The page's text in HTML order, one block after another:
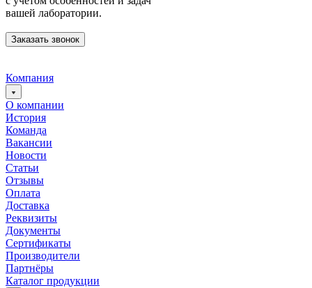
вашей лаборатории.
Заказать звонок
Компания
О компании
История
Команда
Вакансии
Новости
Статьи
Отзывы
Оплата
Доставка
Реквизиты
Документы
Сертификаты
Производители
Партнёры
Каталог продукции